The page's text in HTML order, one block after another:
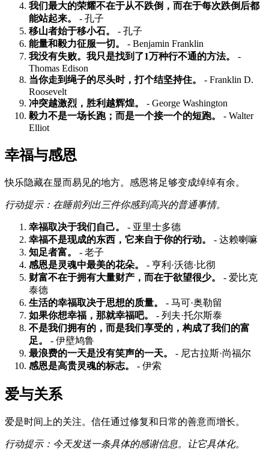
我们最大的荣耀不在于从不跌倒，而在于每次跌倒后都
能站起来。
- 孔子
移山者始于移小石。
- 孔子
能量和毅力征服一切。
- Benjamin Franklin
我没有失败。我只是找到了1万种行不通的方法。
-
Thomas Edison
当你走到绳子的尽头时，打个结坚持住。
- Franklin D.
Roosevelt
冲突越激烈，胜利越辉煌。
- George Washington
毅力不是一场长跑；而是一个接一个的短跑。
- Walter
Elliot
幸福与感恩
快乐隐藏在显而易见的地方。感恩将足够变成绰绰有余。
行动提示：在睡前列出三件你感到高兴的普通事情。
幸福取决于我们自己。
- 亚里士多德
幸福不是现成的东西，它来自于你的行动。
- 达赖喇嘛
知足者富。
- 老子
感恩是灵魂中最美的花朵。
- 亨利·沃德·比彻
财富不在于拥有大量财产，而在于欲望很少。
- 爱比克
泰德
生活的幸福取决于思想的质量。
- 马可·奥勒留
如果你想幸福，那就幸福吧。
- 列夫·托尔斯泰
不是我们拥有的，而是我们享受的，构成了我们的富
足。
- 伊壁鸠鲁
最浪费的一天是没有笑声的一天。
- 尼古拉斯·尚福尔
感恩是高贵灵魂的标志。
- 伊索
爱与关系
爱是时间上的关注。信任通过修复和日常的善意而增长。
行动提示：今天发送一条具体的感谢信息。让它具体化。